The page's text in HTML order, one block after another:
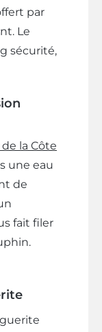
par
Le
sécurité,
la Côte
une eau
de
fait filer